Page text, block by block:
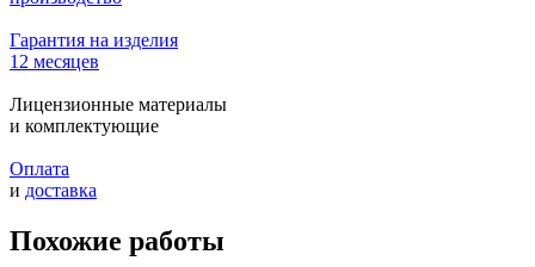
Гарантия на изделия
12 месяцев
Лицензионные материалы
и комплектующие
Оплата
и доставка
Похожие работы